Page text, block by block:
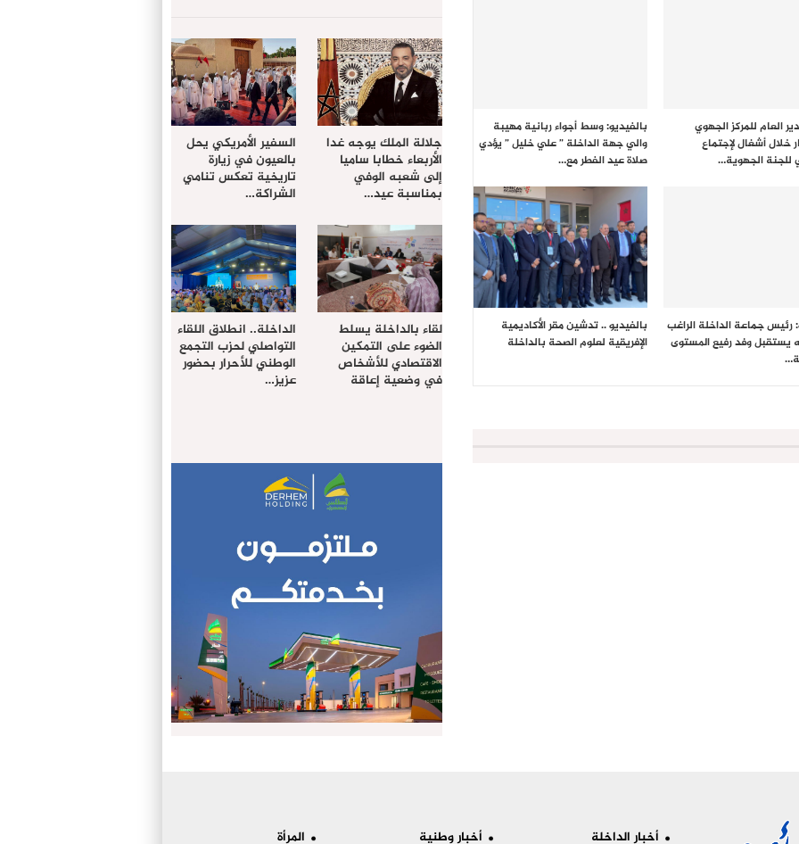
العام للمركز الجهوي
خلال أشغال لإجتماع
للجنة الجهوية…
بالفيديو: وسط أجواء ربانية مهيبة
والي جهة الداخلة ” علي خليل ” يؤدي
صلاة عيد الفطر مع…
رئيس جماعة الداخلة الراغب
يستقبل وفد رفيع المستوى
بالفيديو .. تدشين مقر الأكاديمية
الإفريقية لعلوم الصحة بالداخلة
جلالة الملك يوجه غدا
الأربعاء خطابا ساميا
إلى شعبه الوفي
بمناسبة عيد…
السفير الأمريكي يحل
بالعيون في زيارة
تاريخية تعكس تنامي
الشراكة…
لقاء بالداخلة يسلط
الضوء على التمكين
الاقتصادي للأشخاص
في وضعية إعاقة
الداخلة.. انطلاق اللقاء
التواصلي لحزب التجمع
الوطني للأحرار بحضور
عزيز…
أخبار الداخلة أخبار وطنية المرأة